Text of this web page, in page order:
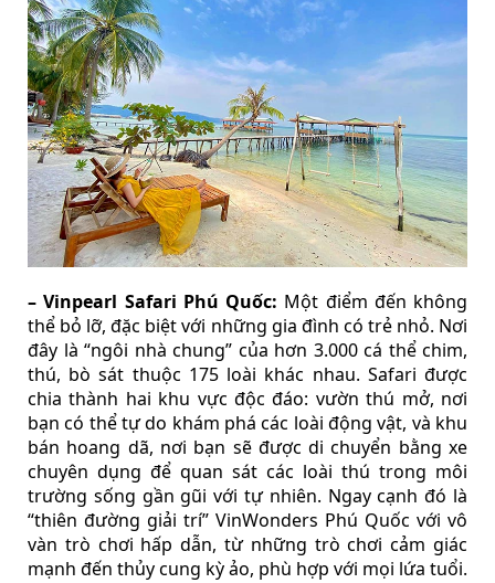
– Vinpearl Safari Phú Quốc: Một điểm đến không
thể bỏ lỡ, đặc biệt với những gia đình có trẻ nhỏ. Nơi
đây là “ngôi nhà chung” của hơn 3.000 cá thể chim,
thú, bò sát thuộc 175 loài khác nhau. Safari được
chia thành hai khu vực độc đáo: vườn thú mở, nơi
bạn có thể tự do khám phá các loài động vật, và khu
bán hoang dã, nơi bạn sẽ được di chuyển bằng xe
chuyên dụng để quan sát các loài thú trong môi
trường sống gần gũi với tự nhiên. Ngay cạnh đó là
“thiên đường giải trí” VinWonders Phú Quốc với vô
vàn trò chơi hấp dẫn, từ những trò chơi cảm giác
mạnh đến thủy cung kỳ ảo, phù hợp với mọi lứa tuổi.